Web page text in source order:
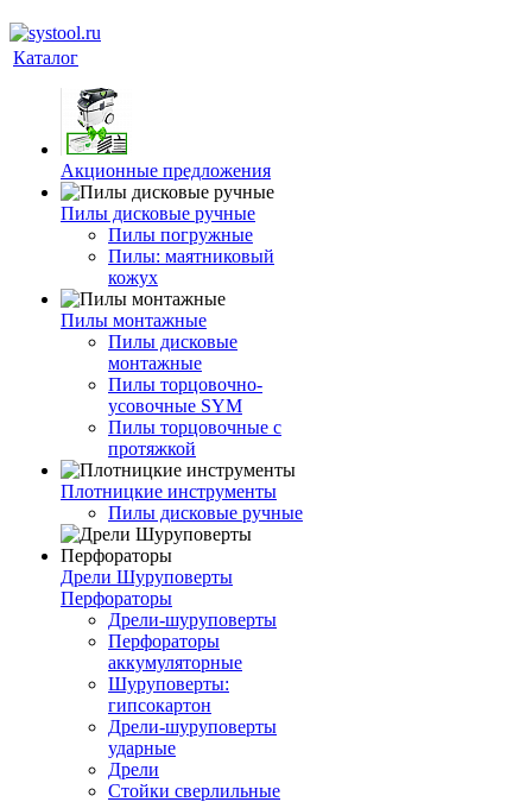
Каталог
Акционные предложения
Пилы дисковые ручные
Пилы погружные
Пилы: маятниковый
кожух
Пилы монтажные
Пилы дисковые
монтажные
Пилы торцовочно-
усовочные SYM
Пилы торцовочные с
протяжкой
Плотницкие инструменты
Пилы дисковые ручные
Дрели Шуруповерты
Перфораторы
Дрели-шуруповерты
Перфораторы
аккумуляторные
Шуруповерты:
гипсокартон
Дрели-шуруповерты
ударные
Дрели
Стойки сверлильные